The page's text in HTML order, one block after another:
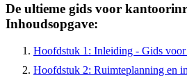
De ultieme gids voor
Inhoudsopgave:
Hoofdstuk 1: Inleiding - Gids
Hoofdstuk 2: Ruimteplanning en